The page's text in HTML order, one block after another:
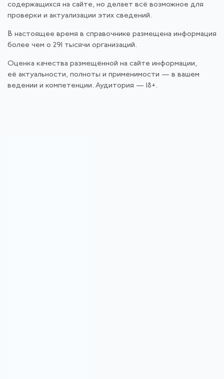
содержащихся на сайте, но делает всё возможное для
проверки и актуализации этих сведений.
В настоящее время в справочнике размещена информация
более чем о 291 тысячи организаций.
Оценка качества размещённой на сайте информации,
её актуальности, полноты и применимости — в вашем
ведении и компетенции. Аудитория — 18+.